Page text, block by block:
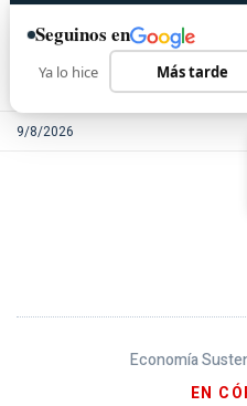
9/8/2026
Economía
EN
Seguinos en
Ya lo hice Más tarde